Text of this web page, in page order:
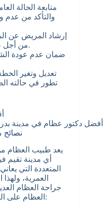
متابعة الحالة
والتأكد من عدم
إرشاد المريض عن
من أجل ضمان أفضل نتيجة بإذن الله.
ضمان عدم عودة
تعديل وتغير
تطور في حالته
أفضل دكتور عظام في مدينة بدر
يعد طبيب العظام
أي مدينة تقيم
المتعددة التي
العمرية،
جراحة العظام
العظام على الصحة بصفة عامة، والتي تتمثل في: